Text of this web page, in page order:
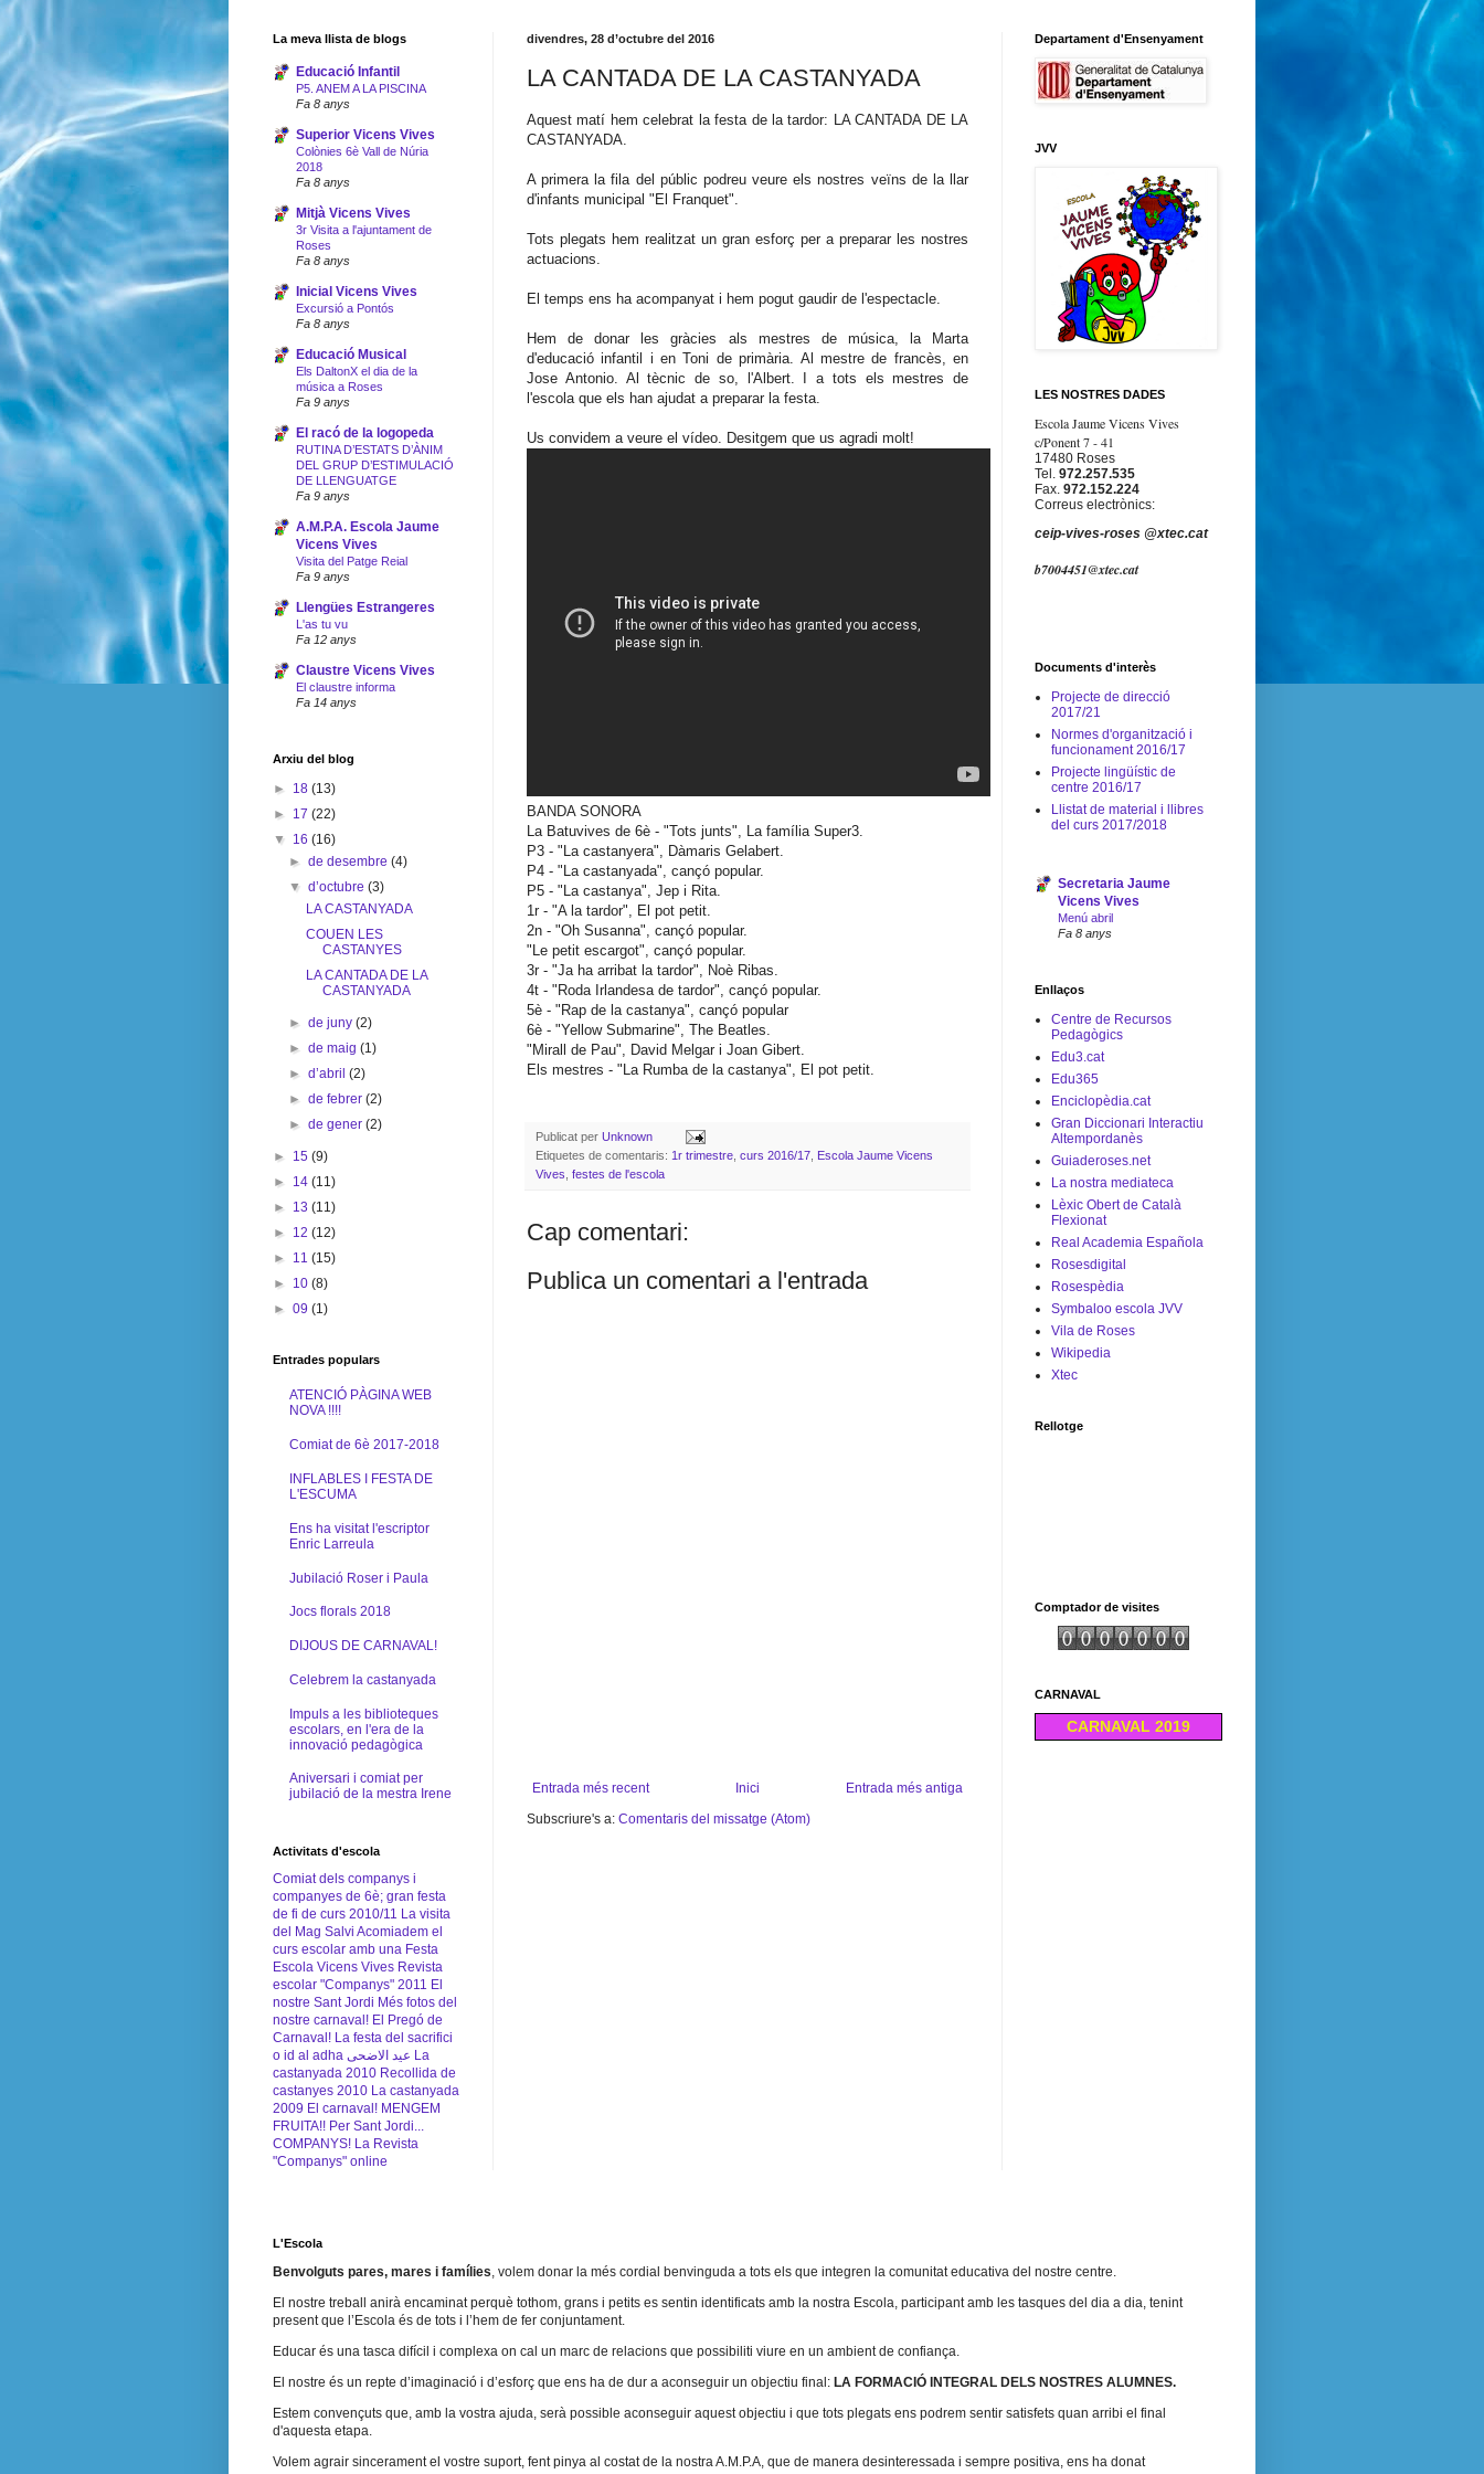
divendres, 28 d’octubre del 2016
LA CANTADA DE LA CASTANYADA
Aquest matí hem celebrat la festa de la tardor: LA CANTADA DE LA
CASTANYADA.
A primera la fila del públic podreu veure els nostres veïns de la llar
d'infants municipal "El Franquet".
Tots plegats hem realitzat un gran esforç per a preparar les nostres
actuacions.
El temps ens ha acompanyat i hem pogut gaudir de l'espectacle.
Hem de donar les gràcies als mestres de música, la Marta
d'educació infantil i en Toni de primària. Al mestre de francès, en
Jose Antonio. Al tècnic de so, l'Albert. I a tots els mestres de
l'escola que els han ajudat a preparar la festa.
Us convidem a veure el vídeo. Desitgem que us agradi molt!
BANDA SONORA
La Batuvives de 6è - "Tots junts", La família Super3.
P3 - "La castanyera", Dàmaris Gelabert.
P4 - "La castanyada", cançó popular.
P5 - "La castanya", Jep i Rita.
1r - "A la tardor", El pot petit.
2n - "Oh Susanna", cançó popular.
"Le petit escargot", cançó popular.
3r - "Ja ha arribat la tardor", Noè Ribas.
4t - "Roda Irlandesa de tardor", cançó popular.
5è - "Rap de la castanya", cançó popular
6è - "Yellow Submarine", The Beatles.
"Mirall de Pau", David Melgar i Joan Gibert.
Els mestres - "La Rumba de la castanya", El pot petit.
Publicat per Unknown
Etiquetes de comentaris: 1r trimestre curs 2016/17 Escola Jaume Vicens
Vives festes de l'escola
Cap comentari:
Publica un comentari a l'entrada
Entrada més recent Entrada més antiga
Inici
Subscriure's a: Comentaris del missatge (Atom)
La meva llista de blogs
Educació Infantil
P5. ANEM A LA PISCINA
Fa 8 anys
Superior Vicens Vives
Colònies 6è Vall de Núria
2018
Fa 8 anys
Mitjà Vicens Vives
3r Visita a l'ajuntament de
Roses
Fa 8 anys
Inicial Vicens Vives
Excursió a Pontós
Fa 8 anys
Educació Musical
Els DaltonX el dia de la
música a Roses
Fa 9 anys
El racó de la logopeda
RUTINA D’ESTATS D’ÀNIM
DEL GRUP D’ESTIMULACIÓ
DE LLENGUATGE
Fa 9 anys
A.M.P.A. Escola Jaume
Vicens Vives
Visita del Patge Reial
Fa 9 anys
Llengües Estrangeres
L'as tu vu
Fa 12 anys
Claustre Vicens Vives
El claustre informa
Fa 14 anys
Arxiu del blog
► 18 (13)
► 17 (22)
▼ 16 (16)
►de desembre(4)
▼d’octubre(3)
LA CASTANYADA
COUEN LES
CASTANYES
LA CANTADA DE LA
CASTANYADA
►de juny(2)
►de maig(1)
►d’abril(2)
►de febrer(2)
►de gener(2)
► 15 (9)
► 14 (11)
► 13 (11)
► 12 (12)
► 11 (15)
► 10 (8)
► 09 (1)
Entrades populars
ATENCIÓ PÀGINA WEB
NOVA !!!!
Comiat de 6è 2017-2018
INFLABLES I FESTA DE
L'ESCUMA
Ens ha visitat l'escriptor
Enric Larreula
Jubilació Roser i Paula
Jocs florals 2018
DIJOUS DE CARNAVAL!
Celebrem la castanyada
Impuls a les biblioteques
escolars, en l'era de la
innovació pedagògica
Aniversari i comiat per
jubilació de la mestra Irene
Activitats d'escola
Comiat dels companys i
companyes de 6è; gran festa
de fi de curs 2010/11 La visita
del Mag Salvi Acomiadem el
curs escolar amb una Festa
Escola Vicens Vives Revista
escolar "Companys" 2011 El
nostre Sant Jordi Més fotos del
nostre carnaval! El Pregó de
Carnaval! La festa del sacrifici
La
castanyada 2010 Recollida de
castanyes 2010 La castanyada
2009 El carnaval! MENGEM
FRUITA!! Per Sant Jordi...
COMPANYS! La Revista
"Companys" online
Departament d'Ensenyament
JVV
LES NOSTRES DADES
Escola Jaume Vicens Vives
c/Ponent 7 - 41
17480 Roses
Tel. 972.257.535
Fax. 972.152.224
Correus electrònics:
ceip-vives-roses @xtec.cat
b7004451@xtec.cat
Documents d'interès
Projecte de direcció
2017/21
Normes d'organització i
funcionament 2016/17
Projecte lingüístic de
centre 2016/17
Llistat de material i llibres
del curs 2017/2018
Secretaria Jaume
Vicens Vives
Menú abril
Fa 8 anys
Enllaços
Centre de Recursos
Pedagògics
Edu3.cat
Edu365
Enciclopèdia.cat
Gran Diccionari Interactiu
Altempordanès
Guiaderoses.net
La nostra mediateca
Lèxic Obert de Català
Flexionat
Real Academia Española
Rosesdigital
Rosespèdia
Symbaloo escola JVV
Vila de Roses
Wikipedia
Xtec
Rellotge
Comptador de visites
CARNAVAL
CARNAVAL 2019
L'Escola
Benvolguts pares, mares i famílies, volem donar la més cordial benvinguda a tots els que integren la comunitat educativa del nostre centre.
El nostre treball anirà encaminat perquè tothom, grans i petits es sentin identificats amb la nostra Escola, participant amb les tasques del dia a dia, tenint
present que l’Escola és de tots i l’hem de fer conjuntament.
Educar és una tasca difícil i complexa on cal un marc de relacions que possibiliti viure en un ambient de confiança.
El nostre és un repte d’imaginació i d’esforç que ens ha de dur a aconseguir un objectiu final: LA FORMACIÓ INTEGRAL DELS NOSTRES ALUMNES.
Estem convençuts que, amb la vostra ajuda, serà possible aconseguir aquest objectiu i que tots plegats ens podrem sentir satisfets quan arribi el final
d'aquesta etapa.
Volem agrair sincerament el vostre suport, fent pinya al costat de la nostra A.M.P.A, que de manera desinteressada i sempre positiva, ens ha donat